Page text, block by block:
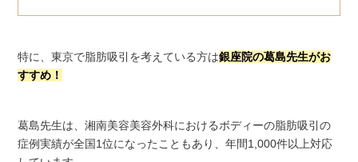
特に、東京で脂肪吸引を考えている方は銀座院の葛島先生がお
すすめ！
葛島先生は、湘南美容美容外科におけるボディーの脂肪吸引の
症例実績が全国1位になったこともあり、年間1,000件以上対応